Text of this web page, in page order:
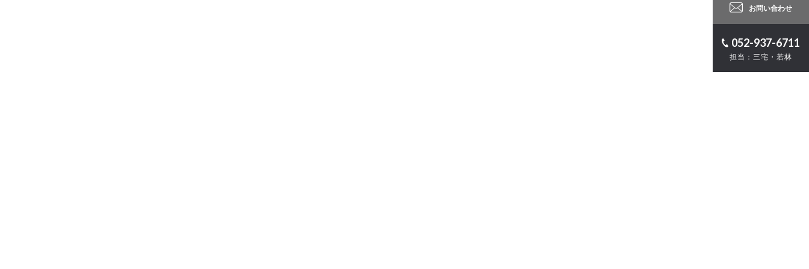
お問い合わせ
052-937-6711
担当：三宅・若林